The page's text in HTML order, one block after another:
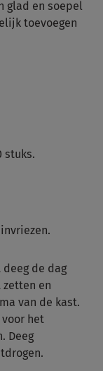
glad en soepel
toevoegen
stuks.
de dag
en
van de kast.
het
Deeg